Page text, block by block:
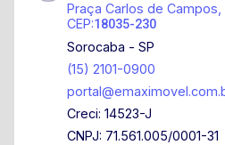
Praça Carlos de Campos,
CEP:18035-230
Sorocaba - SP
(15) 2101-0900
Creci: 14523-J
CNPJ: 71.561.005/0001-31